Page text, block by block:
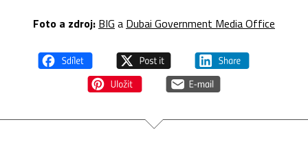
Foto a zdroj: BIG a Dubai Government Media Office